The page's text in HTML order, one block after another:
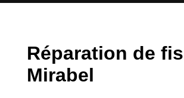
Réparation de
Mirabel